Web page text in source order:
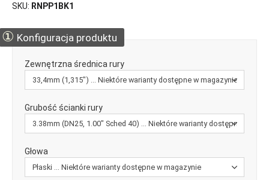
SKU RNPP1BK1
① Konfiguracja produktu
Zewnętrzna średnica rury
Grubość ścianki rury
Głowa